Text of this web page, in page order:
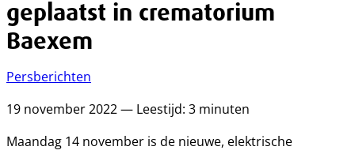
geplaatst in crematorium
Baexem
Persberichten
19 november 2022 — Leestijd: 3 minuten
Maandag 14 november is de nieuwe, elektrische